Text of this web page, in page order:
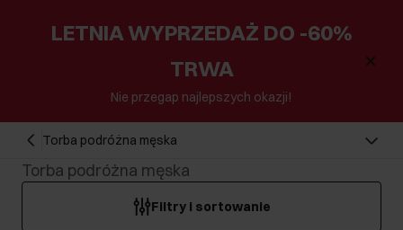
LETNIA WYPRZEDAŻ DO -60%
TRWA
Nie przegap najlepszych okazji!
Torba podróżna męska
Torba podróżna męska
Filtry i sortowanie